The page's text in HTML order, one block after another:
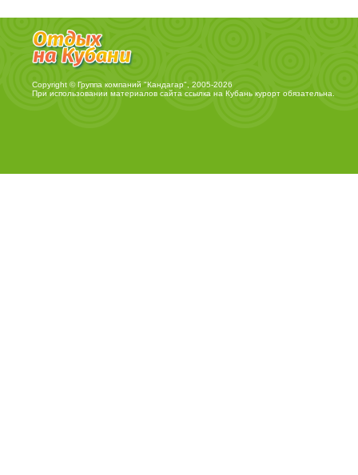
Copyright © Группа компаний "Кандагар", 2005-2026
При использовании материалов сайта ссылка на Кубань курортобязательна.